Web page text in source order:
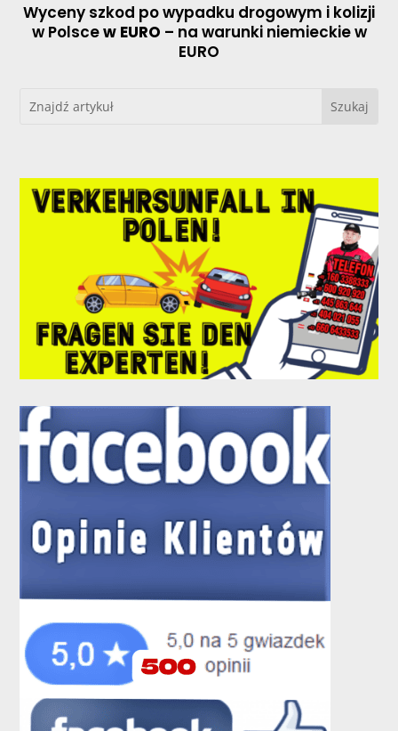
Wyceny szkod po wypadku drogowym i kolizji
w Polscew EURO – na warunki niemieckie w
EURO